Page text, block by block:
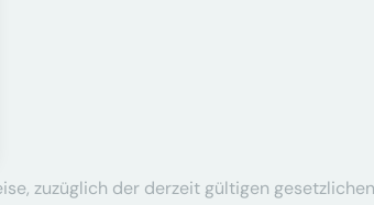
zuzüglich der derzeit gültigen